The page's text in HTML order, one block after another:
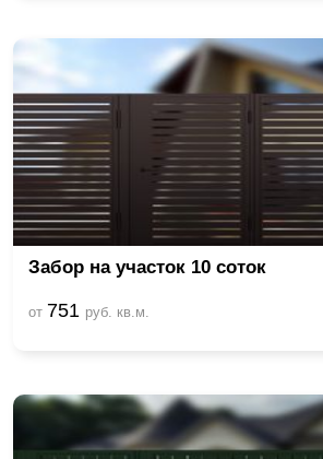
Забор на участок 10 соток
от 751 руб. кв.м.